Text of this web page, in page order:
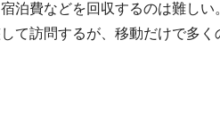
泊費などを回収するのは難しい
て訪問するが、移動だけで多